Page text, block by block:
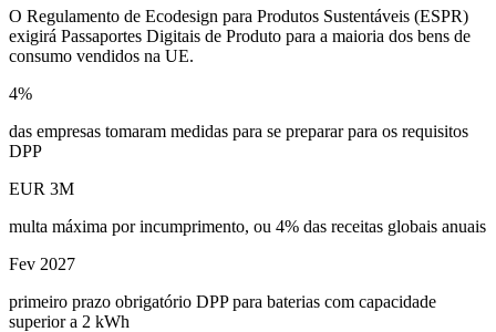
O Regulamento de Ecodesign para Produtos Sustentáveis (ESPR)
exigirá Passaportes Digitais de Produto para a maioria dos bens de
consumo vendidos na UE.
4%
das empresas tomaram medidas para se preparar para os requisitos
DPP
EUR 3M
multa máxima por incumprimento, ou 4% das receitas globais anuais
Fev 2027
primeiro prazo obrigatório DPP para baterias com capacidade
superior a 2 kWh